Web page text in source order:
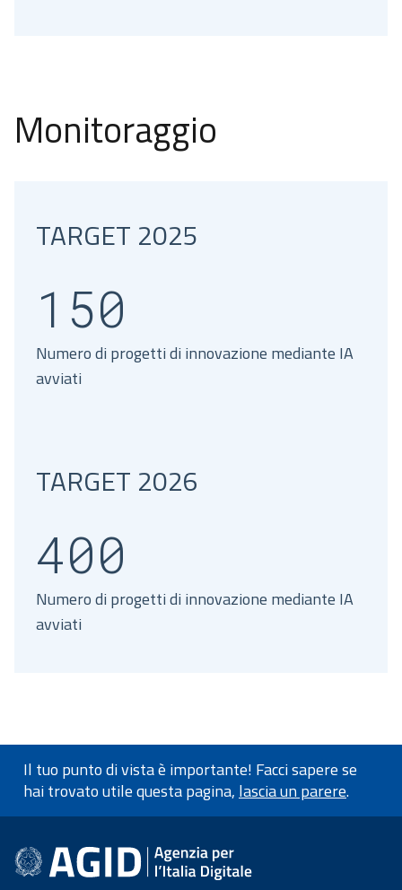
Monitoraggio
TARGET 2025
150
Numero di progetti di innovazione mediante IA
avviati
TARGET 2026
400
Numero di progetti di innovazione mediante IA
avviati
Il tuo punto di vista è importante! Facci sapere se
hai trovato utile questa pagina, lascia un parere.
Informazioni a piè di